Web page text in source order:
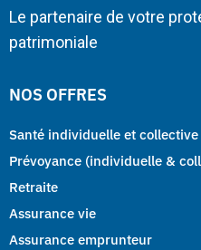
Le partenaire de votre
patrimoniale
NOS OFFRES
Santé individuelle et collective
Prévoyance (individuelle &
Retraite
Assurance vie
Assurance emprunteur